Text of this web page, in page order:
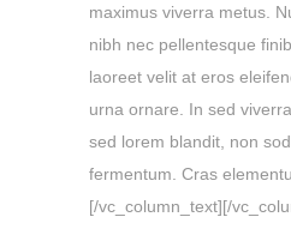
maximus viverra metus.
nibh nec pellentesque
laoreet velit at eros
urna ornare. In sed
sed lorem blandit, non
fermentum. Cras
[/vc_column_text][/